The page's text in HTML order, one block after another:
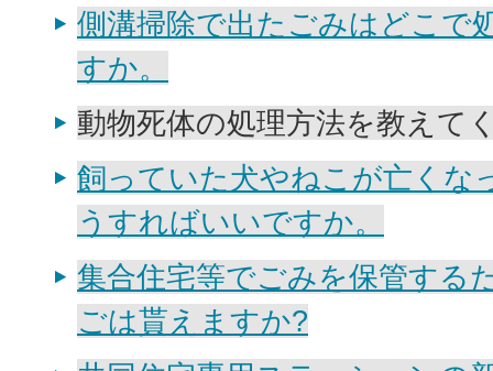
側溝掃除で出たごみはどこで
すか。
動物死体の処理方法を教えて
飼っていた犬やねこが亡くな
うすればいいですか。
集合住宅等でごみを保管する
ごは貰えますか?